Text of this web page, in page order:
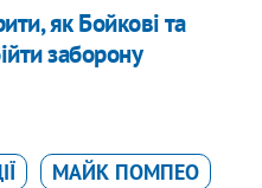
як Бойкові та
заборону
МАЙК ПОМПЕО